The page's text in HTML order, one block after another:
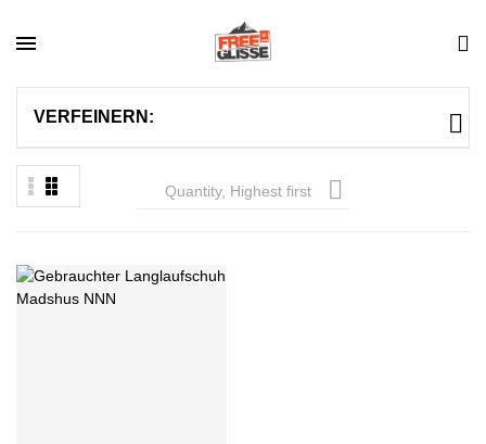
VERFEINERN:
Quantity, Highest first 